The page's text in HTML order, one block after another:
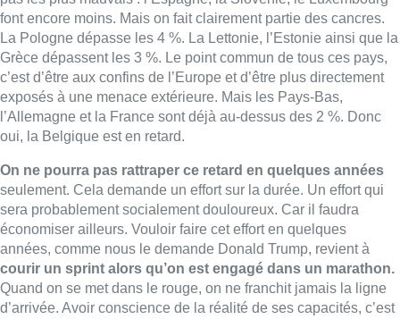
années, comme nous le demande Donald Trump, revient à
courir un sprint alors qu’on est engagé dans un marathon.
Quand on se met dans le rouge, on ne franchit jamais la ligne
d’arrivée. Avoir conscience de la réalité de ses capacités, c’est
de la lucidité. Et la lucidité, c’est indispensable quand on veut
gouverner.
►L’edito de Fabrice Grosfilley
Lire aussi :
Un nouveau club de MMA ouvre
ses portes à Evere : “C’est pas
comme on voit à la télé”